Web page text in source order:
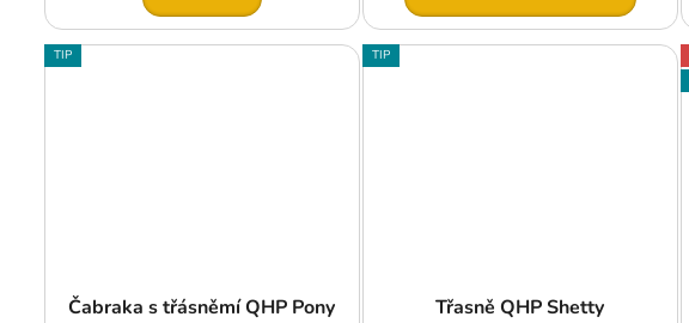
TIP
Čabraka s třásněmí QHP Pony
TIP
Třasně QHP Shetty